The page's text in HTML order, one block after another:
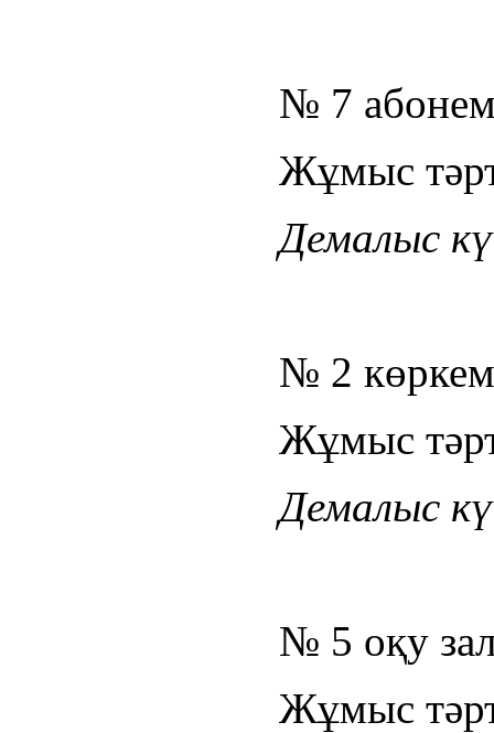
№ 7
Жұмыс
Демалыс
№ 2 көркем
Жұмыс
Демалыс
№ 5 оқу
Жұмыс